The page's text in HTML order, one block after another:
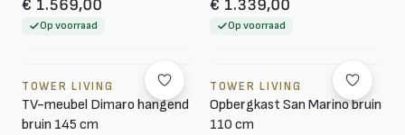
€ 1.569,00
Op voorraad
€ 1.339,00
Op voorraad
TOWER LIVING
TV-meubel Dimaro hangend
bruin 145 cm
TOWER LIVING
Opbergkast San Marino bruin
110 cm